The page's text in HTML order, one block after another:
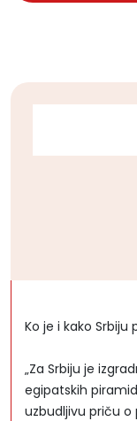
Ko je i kako
„Za Srbiju je
egipatskih
uzbudljivu priču o